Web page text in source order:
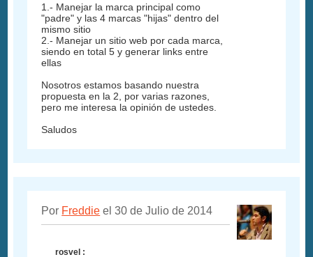
1.- Manejar la marca principal como
"padre" y las 4 marcas "hijas" dentro del
mismo sitio
2.- Manejar un sitio web por cada marca,
siendo en total 5 y generar links entre
ellas
Nosotros estamos basando nuestra
propuesta en la 2, por varias razones,
pero me interesa la opinión de ustedes.
Saludos
Por Freddie el 30 de Julio de 2014
rosvel :